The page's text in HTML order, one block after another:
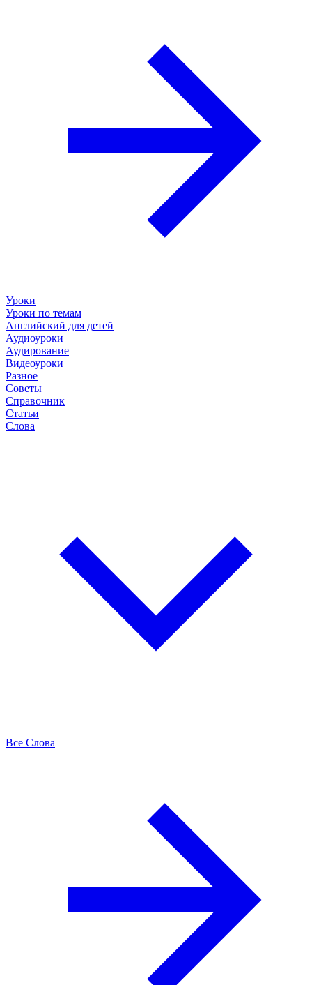
Уроки
Уроки по темам
Английский для детей
Аудиоуроки
Аудирование
Видеоуроки
Разное
Советы
Справочник
Статьи
Слова
Все Слова